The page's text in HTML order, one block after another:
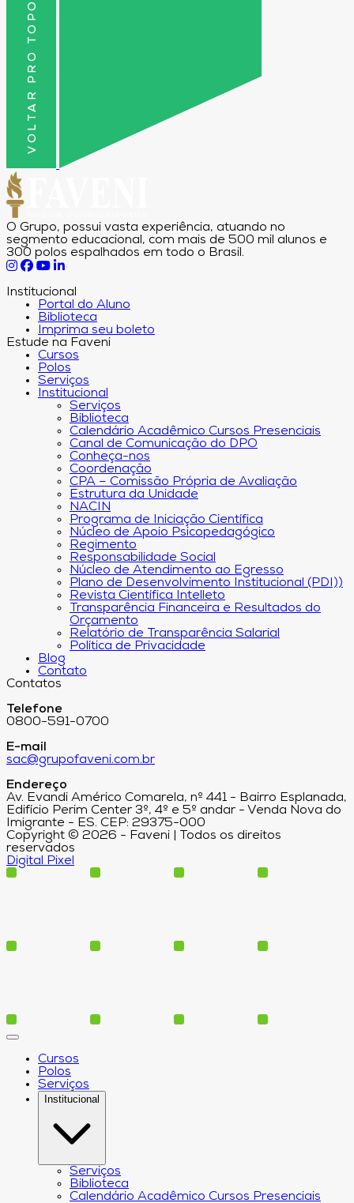
VOLTAR PRO TOPO
O Grupo, possui vasta experiência, atuando no
segmento educacional, com mais de 500 mil alunos e
300 polos espalhados em todo o Brasil.
Institucional
Portal do Aluno
Biblioteca
Imprima seu boleto
Estude na Faveni
Cursos
Polos
Serviços
Institucional
Serviços
Biblioteca
Calendário Acadêmico Cursos Presenciais
Canal de Comunicação do DPO
Conheça-nos
Coordenação
CPA – Comissão Própria de Avaliação
Estrutura da Unidade
NACIN
Programa de Iniciação Científica
Núcleo de Apoio Psicopedagógico
Regimento
Responsabilidade Social
Núcleo de Atendimento ao Egresso
Plano de Desenvolvimento Institucional (PDI))
Revista Científica Intelleto
Transparência Financeira e Resultados do
Orçamento
Relatório de Transparência Salarial
Política de Privacidade
Blog
Contato
Contatos
Telefone
0800-591-0700
E-mail
sac@grupofaveni.com.br
Endereço
Av. Evandi Américo Comarela, nº 441 - Bairro Esplanada,
Edifício Perim Center 3º, 4º e 5º andar - Venda Nova do
Imigrante - ES. CEP: 29375-000
Copyright © 2026 - Faveni | Todos os direitos
reservados
Digital Pixel
Cursos
Polos
Serviços
Institucional
Serviços
Biblioteca
Calendário Acadêmico Cursos Presenciais